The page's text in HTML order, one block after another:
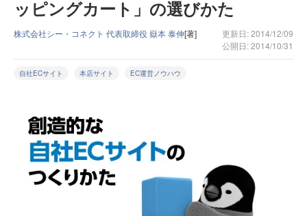
ッピングカート」の選びかた
株式会社シー・コネクト 代表取締役 嶽本 泰伸[著]
更新日: 2014/12/09
公開日: 2014/10/31
自社ECサイト 本店サイト EC運営ノウハウ